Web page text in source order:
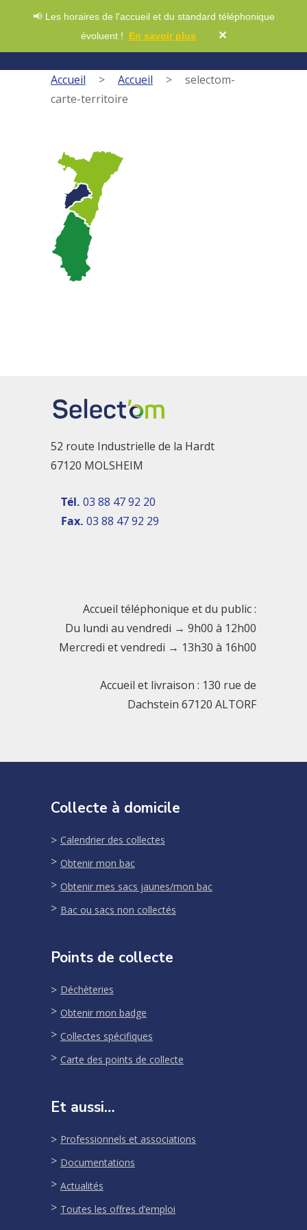
📢 Les horaires de l'accueil et du standard téléphonique
évoluent ! En savoir plus ✕
Accueil > Accueil >
selectom-
carte-territoire
52 route Industrielle de la Hardt
67120 MOLSHEIM
Tél. 03 88 47 92 20
Fax. 03 88 47 92 29
Accueil téléphonique et du public :
Du lundi au vendredi → 9h00 à 12h00
Mercredi et vendredi → 13h30 à 16h00
Accueil et livraison : 130 rue de
Dachstein 67120 ALTORF
Collecte à domicile
Calendrier des collectes
Obtenir mon bac
Obtenir mes sacs jaunes/mon bac
Bac ou sacs non collectés
Points de collecte
Déchèteries
Obtenir mon badge
Collectes spécifiques
Carte des points de collecte
Et aussi…
Professionnels et associations
Documentations
Actualités
Toutes les offres d’emploi